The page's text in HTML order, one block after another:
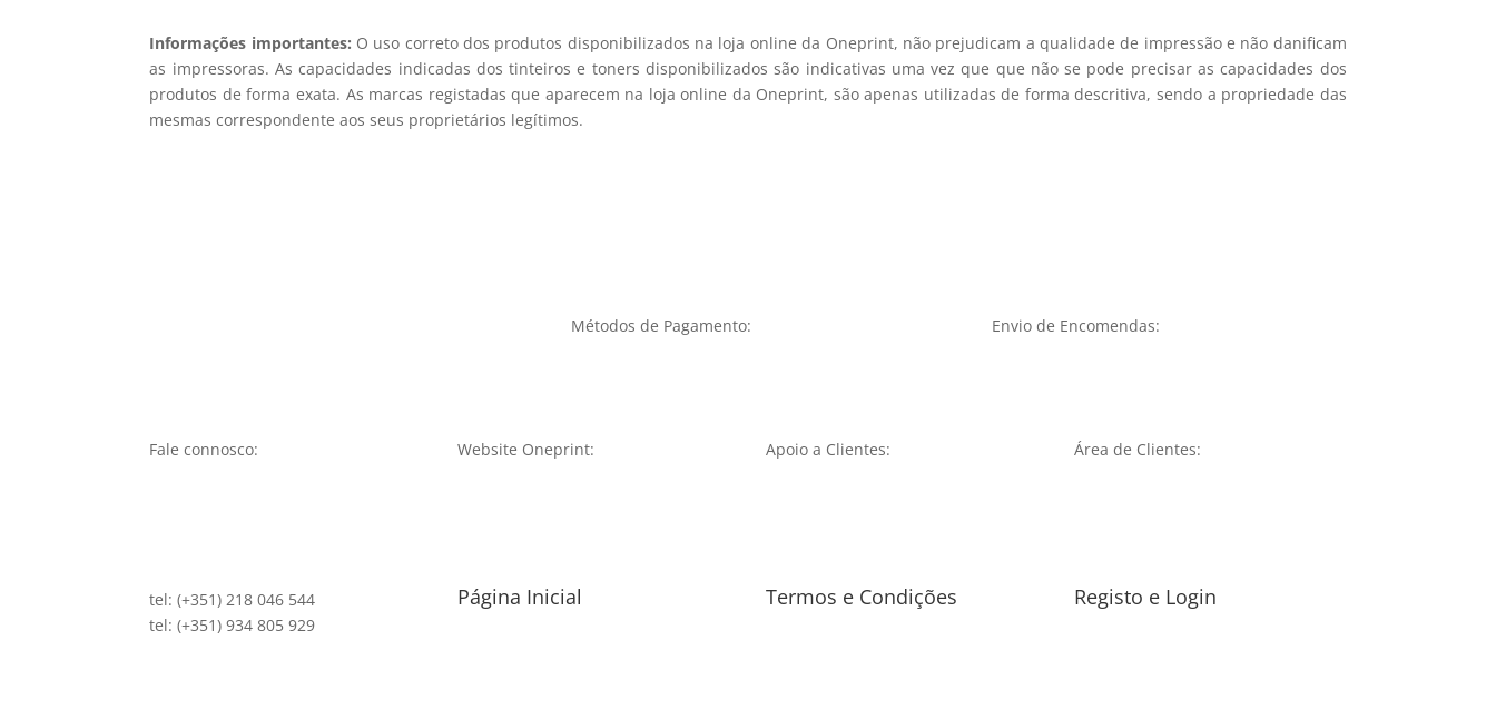
Informações importantes: O uso correto dos produtos disponibilizados na loja online da Oneprint, não prejudicam a qualidade de impressão e não danificam
as impressoras. As capacidades indicadas dos tinteiros e toners disponibilizados são indicativas uma vez que que não se pode precisar as capacidades dos
produtos de forma exata. As marcas registadas que aparecem na loja online da Oneprint, são apenas utilizadas de forma descritiva, sendo a propriedade das
mesmas correspondente aos seus proprietários legítimos.
Métodos de Pagamento: Envio de Encomendas:
Fale connosco:
tel: (+351) 218 046 544
tel: (+351) 934 805 929
Website Oneprint:
Página Inicial
Apoio a Clientes:
Termos e Condições
Área de Clientes:
Registo e Login